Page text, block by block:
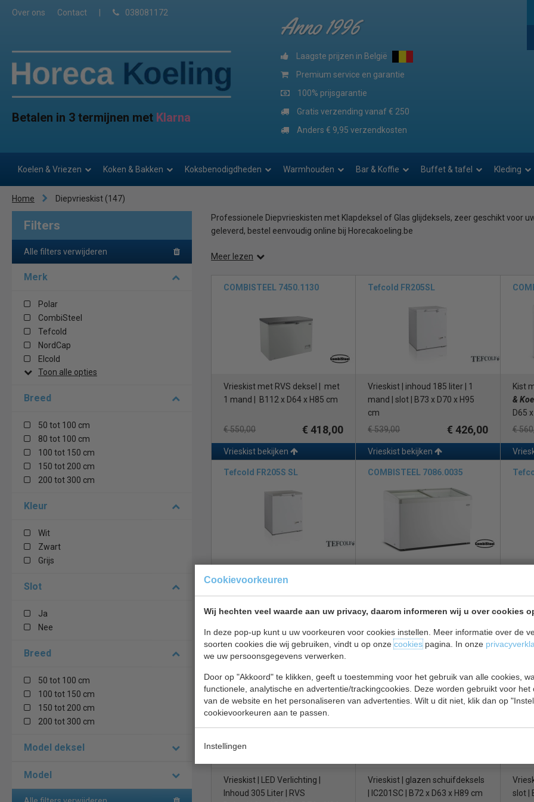
Cookievoorkeuren
Wij hechten veel waarde aan uw privacy, daarom informeren wij u over cookies
In deze pop-up kunt u uw voorkeuren voor cookies instellen. Meer informatie over de
soorten cookies die wij gebruiken, vindt u op onzecookiespagina. In onze
we uw persoonsgegevens verwerken.
Door op "Akkoord" te klikken, geeft u toestemming voor het gebruik van alle cookies,
functionele, analytische en advertentie/trackingcookies. Deze worden gebruikt voor het
van de website en het personaliseren van advertenties. Wilt u dit niet, klik dan op
cookievoorkeuren aan te passen.
Instellingen
Over ons Contact 038081172
Betalen in 3 termijnen met Klarna
Anno 1996
Laagste prijzen in België
Premium service en garantie
100% prijsgarantie
Gratis verzending vanaf € 250
Anders € 9,95 verzendkosten
Koelen & Vriezen Koken & Bakken Koksbenodigdheden Warmhouden Bar & Koffie Buffet & tafel Kleding
Home Diepvrieskist (147)
Filters
Alle filters verwijderen
Merk
Polar
CombiSteel
Tefcold
NordCap
Elcold
Toon alle opties
Breed
50 tot 100 cm
80 tot 100 cm
100 tot 150 cm
150 tot 200 cm
200 tot 300 cm
Kleur
Wit
Zwart
Grijs
Slot
Ja
Nee
Breed
50 tot 100 cm
100 tot 150 cm
150 tot 200 cm
200 tot 300 cm
Model deksel
Model
Professionele Diepvrieskisten met Klapdeksel of Glas glijdeksels, zeer geschikt voor
geleverd, bestel eenvoudig online bij Horecakoeling.be
Meer lezen
COMBISTEEL 7450.1130
Vrieskist met RVS deksel | met
1 mand | B112 x D64 x H85 cm
€ 550,00 € 418,00
Vrieskist bekijken
Tefcold FR205SL
Vrieskist | inhoud 185 liter | 1
mand | slot | B73 x D70 x H95
cm
€ 539,00
€ 426,00
Vrieskist bekijken
Kist
&
D65
€
Tefcold FR205S SL
slot | B73 x D70 x H95 cm
€ 565,00 € 446,00
Vrieskist bekijken
COMBISTEEL 7086.0035
€ 595,00 € 452,00
Vrieskist bekijken
liter
H95
€
Combisteel 7151.1105
Vrieskist | LED Verlichting |
Inhoud 305 Liter | RVS
Vrieskist | glazen schuifdeksels
| IC201SC | B72 x D63 x H89 cm
slot |